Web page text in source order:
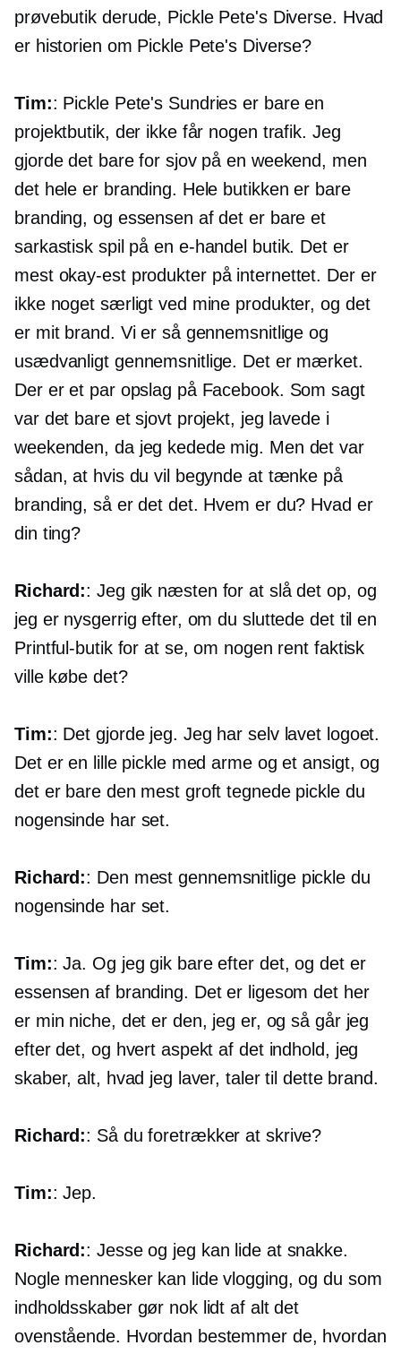
prøvebutik derude, Pickle Pete's Diverse. Hvad
er historien om Pickle Pete's Diverse?
Tim:: Pickle Pete's Sundries er bare en
projektbutik, der ikke får nogen trafik. Jeg
gjorde det bare for sjov på en weekend, men
det hele er branding. Hele butikken er bare
branding, og essensen af ​​det er bare et
sarkastisk spil på en e-handel butik. Det er
mest okay-estprodukter på internettet. Der er
ikke noget særligt ved mine produkter, og det
er mit brand. Vi er så gennemsnitlige og
usædvanligt gennemsnitlige. Det er mærket.
Der er et par opslag på Facebook. Som sagt
var det bare et sjovt projekt, jeg lavede i
weekenden, da jeg kedede mig. Men det var
sådan, at hvis du vil begynde at tænke på
branding, så er det det. Hvem er du? Hvad er
din ting?
Richard:: Jeg gik næsten for at slå det op, og
jeg er nysgerrig efter, om du sluttede det til en
Printful-butik for at se, om nogen rent faktisk
ville købe det?
Tim:: Det gjorde jeg. Jeg har selv lavet logoet.
Det er en lille pickle med arme og et ansigt, og
det er bare den mest groft tegnede pickle du
nogensinde har set.
Richard:: Den mest gennemsnitlige pickle du
nogensinde har set.
Tim:: Ja. Og jeg gik bare efter det, og det er
essensen af ​​branding. Det er ligesom det her
er min niche, det er den, jeg er, og så går jeg
efter det, og hvert aspekt af det indhold, jeg
skaber, alt, hvad jeg laver, taler til dette brand.
Richard:: Så du foretrækker at skrive?
Tim:: Jep.
Richard:: Jesse og jeg kan lide at snakke.
Nogle mennesker kan lide vlogging, og du som
indholdsskaber gør nok lidt af alt det
ovenstående. Hvordan bestemmer de, hvordan